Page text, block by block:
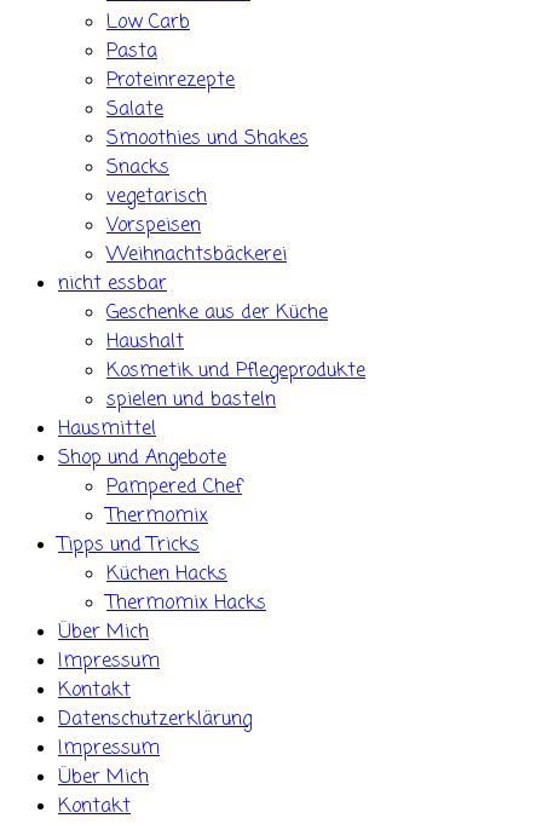
Low Carb
Pasta
Proteinrezepte
Salate
Smoothies und Shakes
Snacks
vegetarisch
Vorspeisen
Weihnachtsbäckerei
nicht essbar
Geschenke aus der Küche
Haushalt
Kosmetik und Pflegeprodukte
spielen und basteln
Hausmittel
Shop und Angebote
Pampered Chef
Thermomix
Tipps und Tricks
Küchen Hacks
Thermomix Hacks
Über Mich
Impressum
Kontakt
Datenschutzerklärung
Impressum
Über Mich
Kontakt